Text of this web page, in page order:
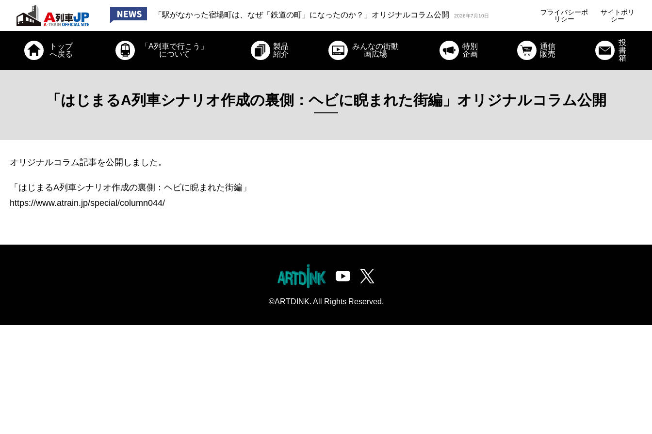
「駅がなかった宿場町は、なぜ「鉄道の町」になったのか？」オリジナルコラム公開 2026年7月10日
「お出かけ、小田急電鉄 ～22世紀・江戸時代・爆発・そしてロマンスカー～」オリジナルコラム公開
「お出かけ、道南いさりび鉄道 ～あえて新幹線から降りてみる旅～」オリジナルコラム公開
プライバシーポ
リシー
サイトポリ
シー
トップ
へ戻る
「A列車で行こう」
について
製品
紹介
みんなの街動
画広場
特別
企画
通信
販売
投
書
箱
「はじまるA列車シナリオ作成の裏側：ヘビに睨まれた街編」オリジナルコラム公開
オリジナルコラム記事を公開しました。
「はじまるA列車シナリオ作成の裏側：ヘビに睨まれた街編」
https://www.atrain.jp/special/column044/
©ARTDINK. All Rights Reserved.